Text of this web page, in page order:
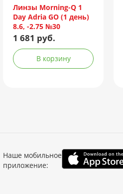
Линзы Morning-Q 1
Day Adria GO (1 день)
8.6, -2.75 №30
1 681 руб.
В корзину
Наше мобильное
приложение: